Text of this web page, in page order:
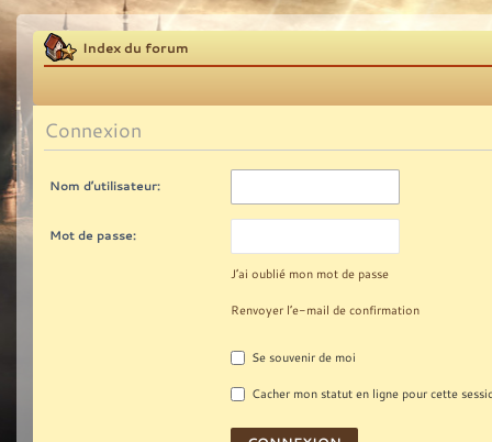
Index du forum
Connexion
Nom d’utilisateur:
Mot de passe:
J’ai oublié mon mot de passe
Renvoyer l’e-mail de confirmation
Se souvenir de moi
Cacher mon statut en ligne pour cette